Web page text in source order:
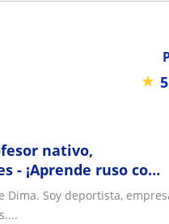
★
nativo,
- ¡Aprende ruso con
Soy deportista,